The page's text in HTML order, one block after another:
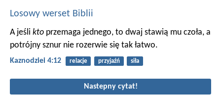
Losowy werset Biblii
A jeśli kto przemaga jednego, to dwaj stawią mu czoła, a
potrójny sznur nie rozerwie się tak łatwo.
Kaznodziei 4:12 relacje przyjaźń siła
Nastepny cytat!